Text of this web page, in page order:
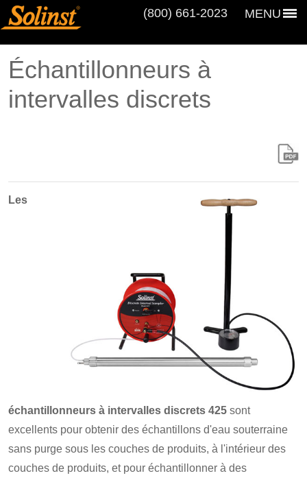
MENU
(800) 661‑2023
Échantillonneurs à
intervalles discrets
Les
échantillonneurs à intervalles discrets 425 sont
excellents pour obtenir des échantillons d'eau souterraine
sans purge sous les couches de produits, à l'intérieur des
couches de produits, et pour échantillonner à des